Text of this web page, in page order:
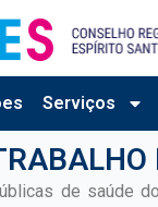
Serviços
de saúde